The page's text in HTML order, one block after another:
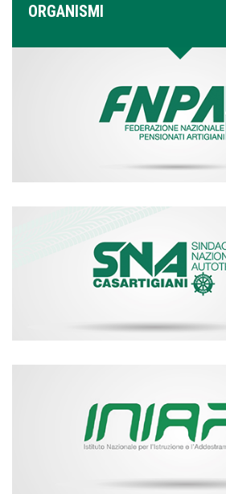
ORGANISMI